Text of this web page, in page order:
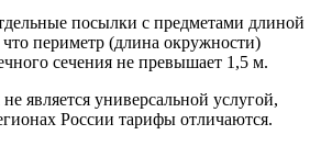
посылки с предметами длиной
периметр (длина окружности)
сечения не превышает 1,5 м.
является универсальной услугой,
России тарифы отличаются.